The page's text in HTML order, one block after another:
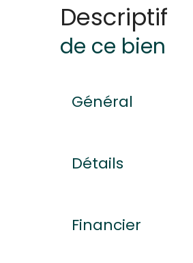
descriptif
de ce bien
Général
Détails
Financier